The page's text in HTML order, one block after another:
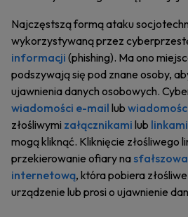
Najczęstszą formą ataku
wykorzystywaną przez
informacji (phishing). Ma ono
podszywają się pod znane osoby,
ujawnienia danych osobowych.
wiadomości e-mail lub
złośliwymi załącznikami lub linkami
mogą kliknąć. Kliknięcie złośliwego
przekierowanie ofiary na
internetową, która pobiera
urządzenie lub prosi o ujawnienie